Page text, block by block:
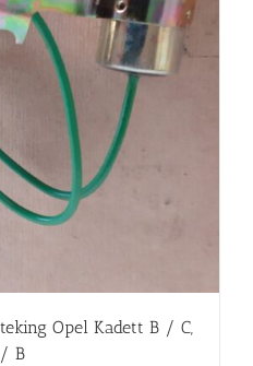
Opel Kadett B / C,
B